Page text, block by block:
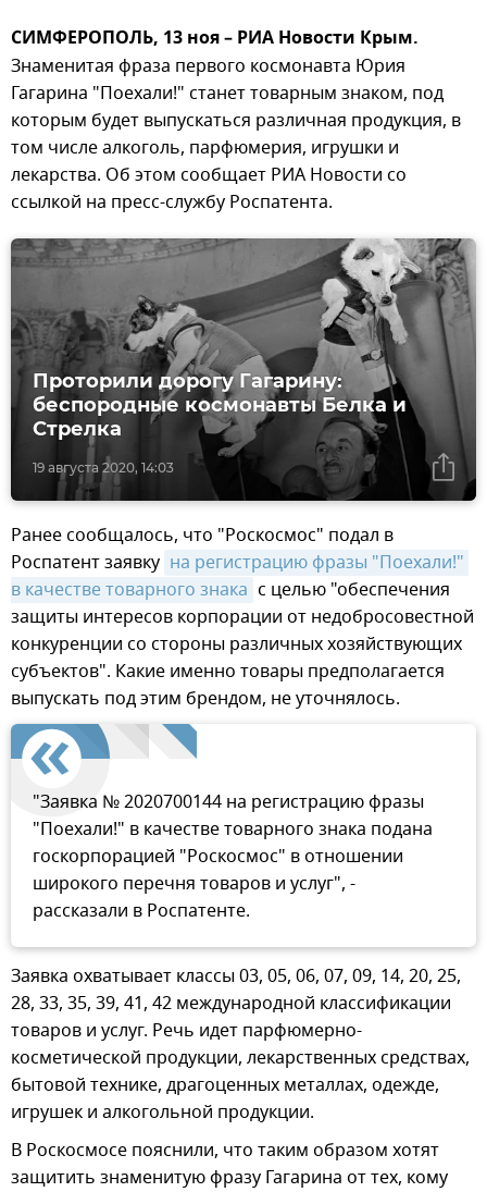
СИМФЕРОПОЛЬ, 13 ноя – РИА Новости Крым.
Знаменитая фраза первого космонавта Юрия
Гагарина "Поехали!" станет товарным знаком, под
которым будет выпускаться различная продукция, в
том числе алкоголь, парфюмерия, игрушки и
лекарства. Об этом сообщает РИА Новости со
ссылкой на пресс-службу Роспатента.
19 августа 2020, 14:03
Проторили дорогу Гагарину:
беспородные космонавты Белка и
Стрелка
Ранее сообщалось, что "Роскосмос" подал в
Роспатент заявку на регистрацию фразы "Поехали!"
в качестве товарного знака с целью "обеспечения
защиты интересов корпорации от недобросовестной
конкуренции со стороны различных хозяйствующих
субъектов". Какие именно товары предполагается
выпускать под этим брендом, не уточнялось.
"Заявка № 2020700144 на регистрацию фразы
"Поехали!" в качестве товарного знака подана
госкорпорацией "Роскосмос" в отношении
широкого перечня товаров и услуг", -
рассказали в Роспатенте.
Заявка охватывает классы 03, 05, 06, 07, 09, 14, 20, 25,
28, 33, 35, 39, 41, 42 международной классификации
товаров и услуг. Речь идет парфюмерно-
косметической продукции, лекарственных средствах,
бытовой технике, драгоценных металлах, одежде,
игрушек и алкогольной продукции.
В Роскосмосе пояснили, что таким образом хотят
защитить знаменитую фразу Гагарина от тех, кому